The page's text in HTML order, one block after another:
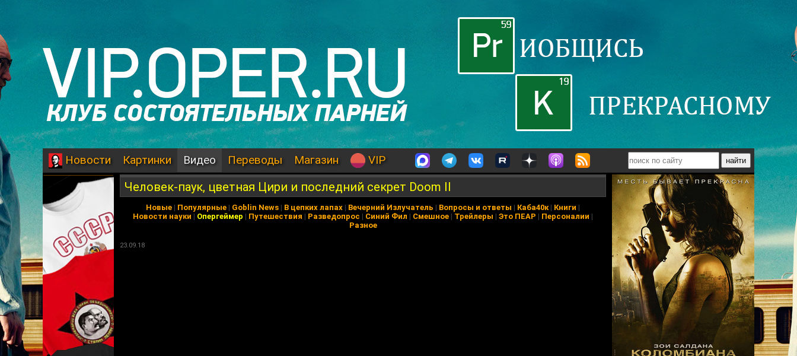
Новости Картинки Видео Переводы Магазин VIP
Человек-паук, цветная Цири и последний секрет Doom II
Новые | Популярные | Goblin News | В цепких лапах | Вечерний Излучатель | Вопросы и ответы | Каба40к| Книги |
Новости науки | Опергеймер | Путешествия | Разведопрос | Синий Фил | Смешное | Трейлеры | Это ПЕАР | Персоналии |
Разное
23.09.18